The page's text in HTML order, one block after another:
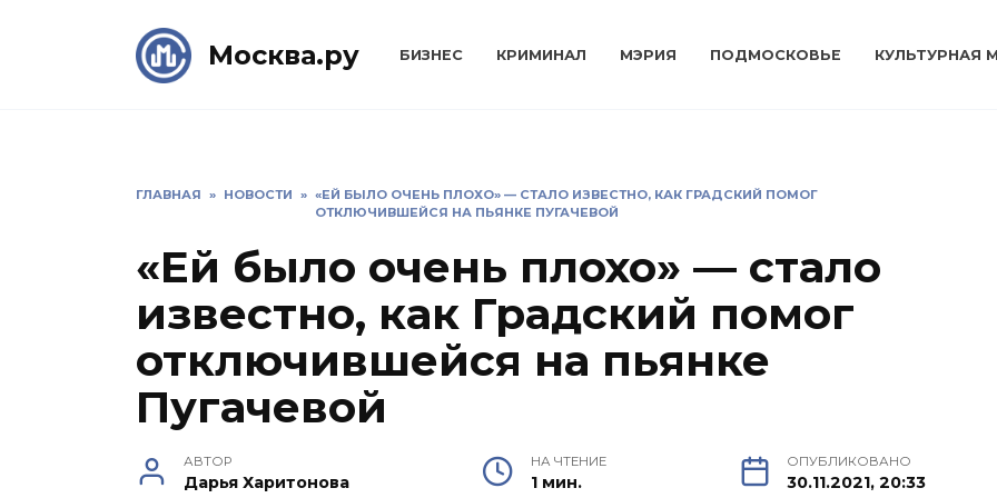
Москва.ру БИЗНЕС КРИМИНАЛ МЭРИЯ ПОДМОСКОВЬЕ КУЛЬТУРНАЯ
ГЛАВНАЯ » НОВОСТИ » «ЕЙ БЫЛО ОЧЕНЬ ПЛОХО» — СТАЛО ИЗВЕСТНО, КАК ГРАДСКИЙ ПОМОГ
ОТКЛЮЧИВШЕЙСЯ НА ПЬЯНКЕ ПУГАЧЕВОЙ
«Ей было очень плохо» — стало
известно, как Градский помог
отключившейся на пьянке
Пугачевой
АВТОР
Дарья Харитонова
НА ЧТЕНИЕ
1 мин.
ОПУБЛИКОВАНО
30.11.2021, 20:33